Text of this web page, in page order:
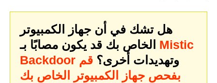
هل تشك في أن جهاز الكمبيوتر
Mistic
Backdoor
وتهديدات أخرى؟ قم
بفحص جهاز الكمبيوتر الخاص بك